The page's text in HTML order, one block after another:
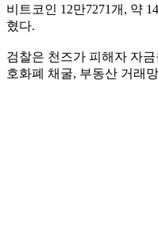
비트코인 12만7271개, 약
혔다.
검찰은 천즈가 피해자 자
호화폐 채굴, 부동산 거래